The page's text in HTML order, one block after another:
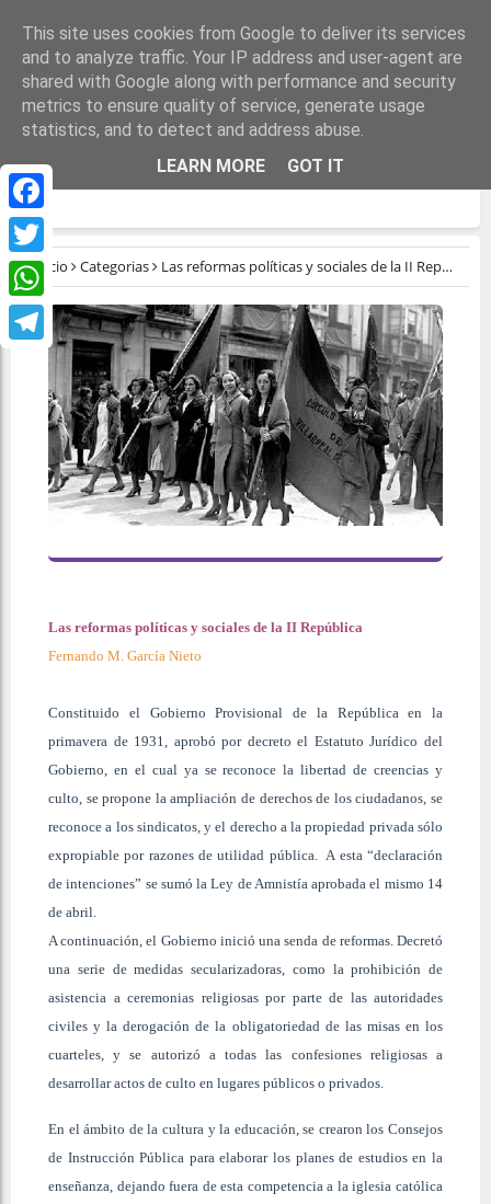
Facebook
Twitter
WhatsApp
Telegram
LAS REFORMAS POLÍTICAS Y SOCIALES DE
LA II REPÚBLICA
Inicio Categorias Las reformas políticas y sociales de la II República
Las reformas políticas y sociales de la II República
Fernando M. García Nieto
Constituido el Gobierno Provisional de la República en la
primavera de 1931, aprobó por decreto el Estatuto Jurídico del
Gobierno, en el cual ya se reconoce la libertad de creencias y
culto, se propone la ampliación de derechos de los ciudadanos, se
reconoce a los sindicatos, y el derecho a la propiedad privada sólo
expropiable por razones de utilidad pública. A esta “declaración
de intenciones” se sumó la Ley de Amnistía aprobada el mismo 14
de abril.
A continuación, el Gobierno inició una senda de reformas. Decretó
una serie de medidas secularizadoras, como la prohibición de
asistencia a ceremonias religiosas por parte de las autoridades
civiles y la derogación de la obligatoriedad de las misas en los
cuarteles, y se autorizó a todas las confesiones religiosas a
desarrollar actos de culto en lugares públicos o privados.
En el ámbito de la cultura y la educación, se crearon los Consejos
de Instrucción Pública para elaborar los planes de estudios en la
enseñanza, dejando fuera de esta competencia a la iglesia católica
This site uses cookies from Google to deliver its services
and to analyze traffic. Your IP address and user-agent are
shared with Google along with performance and security
metrics to ensure quality of service, generate usage
statistics, and to detect and address abuse.
LEARN MORE
GOT IT